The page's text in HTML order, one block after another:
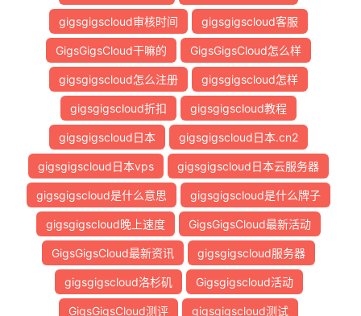
gigsgigscloud审核时间 gigsgigscloud客服
GigsGigsCloud干嘛的 GigsGigsCloud怎么样
gigsgigscloud怎么注册 gigsgigscloud怎样
gigsgigscloud折扣 gigsgigscloud教程
gigsgigscloud日本 gigsgigscloud日本.cn2
gigsgigscloud日本vps gigsgigscloud日本云服务器
gigsgigscloud是什么意思 gigsgigscloud是什么牌子
gigsgigscloud晚上速度 GigsGigsCloud最新活动
GigsGigsCloud最新资讯 gigsgigscloud服务器
gigsgigscloud洛杉矶 Gigsgigscloud活动
GigsGigsCloud测评 gigsgigscloud测试